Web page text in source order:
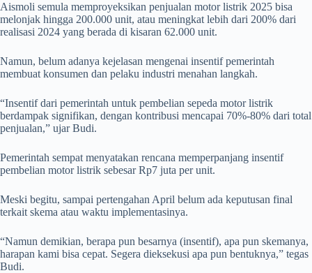
Aismoli semula memproyeksikan penjualan motor listrik 2025 bisa
melonjak hingga 200.000 unit, atau meningkat lebih dari 200% dari
realisasi 2024 yang berada di kisaran 62.000 unit.
Namun, belum adanya kejelasan mengenai insentif pemerintah
membuat konsumen dan pelaku industri menahan langkah.
“Insentif dari pemerintah untuk pembelian sepeda motor listrik
berdampak signifikan, dengan kontribusi mencapai 70%-80% dari total
penjualan,” ujar Budi.
Pemerintah sempat menyatakan rencana memperpanjang insentif
pembelian motor listrik sebesar Rp7 juta per unit.
Meski begitu, sampai pertengahan April belum ada keputusan final
terkait skema atau waktu implementasinya.
“Namun demikian, berapa pun besarnya (insentif), apa pun skemanya,
harapan kami bisa cepat. Segera dieksekusi apa pun bentuknya,” tegas
Budi.